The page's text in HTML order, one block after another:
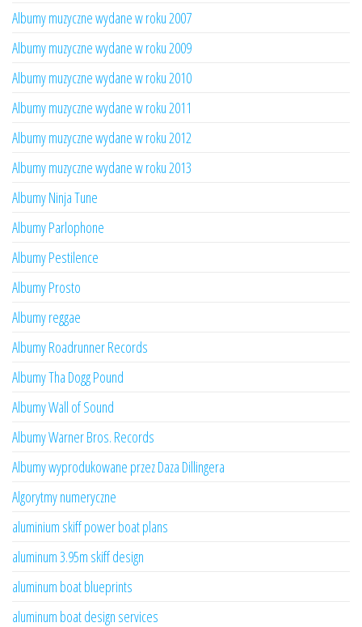
Albumy muzyczne wydane w roku 2007
Albumy muzyczne wydane w roku 2009
Albumy muzyczne wydane w roku 2010
Albumy muzyczne wydane w roku 2011
Albumy muzyczne wydane w roku 2012
Albumy muzyczne wydane w roku 2013
Albumy Ninja Tune
Albumy Parlophone
Albumy Pestilence
Albumy Prosto
Albumy reggae
Albumy Roadrunner Records
Albumy Tha Dogg Pound
Albumy Wall of Sound
Albumy Warner Bros. Records
Albumy wyprodukowane przez Daza Dillingera
Algorytmy numeryczne
aluminium skiff power boat plans
aluminum 3.95m skiff design
aluminum boat blueprints
aluminum boat design services